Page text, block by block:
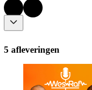
5 afleveringen